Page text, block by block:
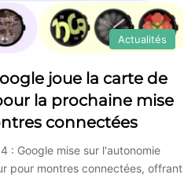
Actualités
joue la carte de
la prochaine mise
connectées
: Google mise sur l'autonomie
pour montres connectées, offrant